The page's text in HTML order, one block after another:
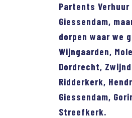
Partents
Giessendam,
dorpen waar we
Wijngaarden,
Dordrecht,
Ridderkerk,
Giessendam,
Streefkerk.